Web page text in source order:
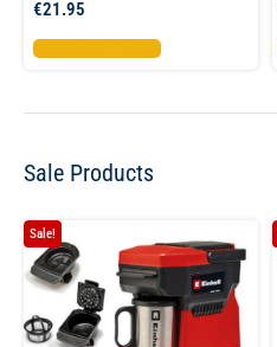
€21.95
Προσθήκη στο καλάθι
Sale Products
Sale!